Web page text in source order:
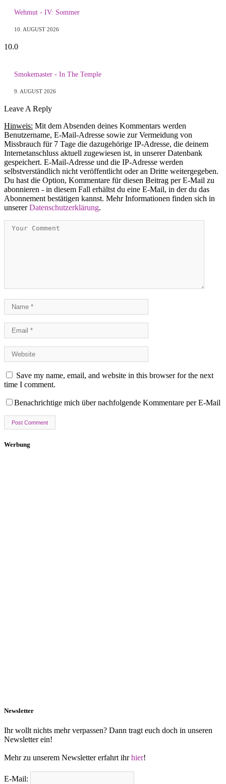
Wehmut - IV: Sommer
10. AUGUST 2026
10.0
Smokemaster - In The Temple
9. AUGUST 2026
Leave A Reply
Hinweis: Mit dem Absenden deines Kommentars werden
Benutzername, E-Mail-Adresse sowie zur Vermeidung von
Missbrauch für 7 Tage die dazugehörige IP-Adresse, die deinem
Internetanschluss aktuell zugewiesen ist, in unserer Datenbank
gespeichert. E-Mail-Adresse und die IP-Adresse werden
selbstverständlich nicht veröffentlicht oder an Dritte weitergegeben.
Du hast die Option, Kommentare für diesen Beitrag per E-Mail zu
abonnieren - in diesem Fall erhältst du eine E-Mail, in der du das
Abonnement bestätigen kannst. Mehr Informationen finden sich in
unsererDatenschutzerklärung.
Save my name, email, and website in this browser for the next
time I comment.
Benachrichtige mich über nachfolgende Kommentare per E-Mail
Werbung
Newsletter
Ihr wollt nichts mehr verpassen? Dann tragt euch doch in unseren
Newsletter ein!
Mehr zu unserem Newsletter erfahrt ihrhier!
E-Mail: